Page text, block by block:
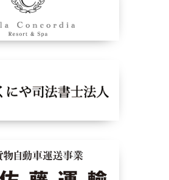
2024函館東ライオンズ最終結果